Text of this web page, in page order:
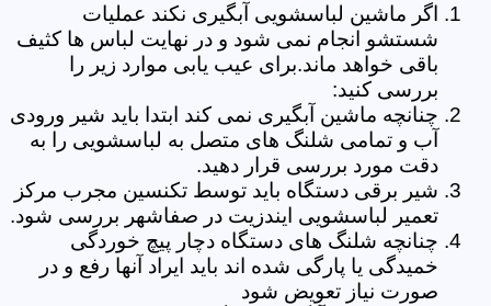
اگر ماشین لباسشویی آبگیری نکند عملیات
شستشو انجام نمی شود و در نهایت لباس ها کثیف
باقی خواهد ماند.برای عیب یابی موارد زیر را
بررسی کنید:
چنانچه ماشین آبگیری نمی کند ابتدا باید شیر ورودی
آب و تمامی شلنگ های متصل به لباسشویی را به
دقت مورد بررسی قرار دهید.
شیر برقی دستگاه باید توسط تکنسین مجرب مرکز
تعمیر لباسشویی ایندزیت در صفاشهر بررسی شود.
چنانچه شلنگ های دستگاه دچار پیچ خوردگی
خمیدگی یا پارگی شده اند باید ایراد آنها رفع و در
صورت نیاز تعویض شود